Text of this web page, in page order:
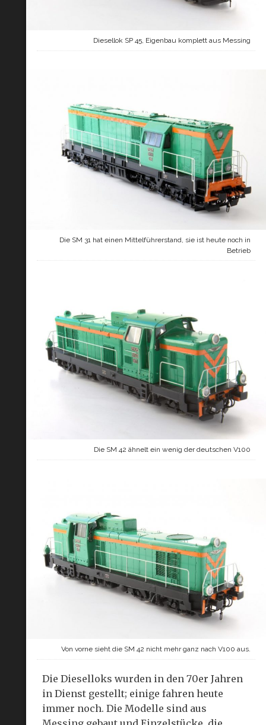
Diesellok SP 45, Eigenbau komplett aus Messing
Die SM 31 hat einen Mittelführerstand, sie ist heute noch in
Betrieb
Die SM 42 ähnelt ein wenig der deutschen V100
Von vorne sieht die SM 42 nicht mehr ganz nach V100 aus.
Die Dieselloks wurden in den 70er Jahren
in Dienst gestellt; einige fahren heute
immer noch. Die Modelle sind aus